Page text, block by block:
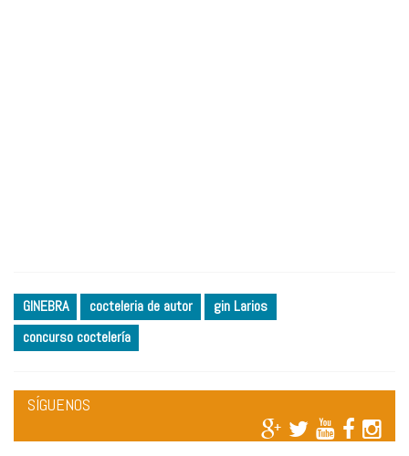
GINEBRA cocteleria de autor
gin Larios
concurso coctelería
SÍGUENOS